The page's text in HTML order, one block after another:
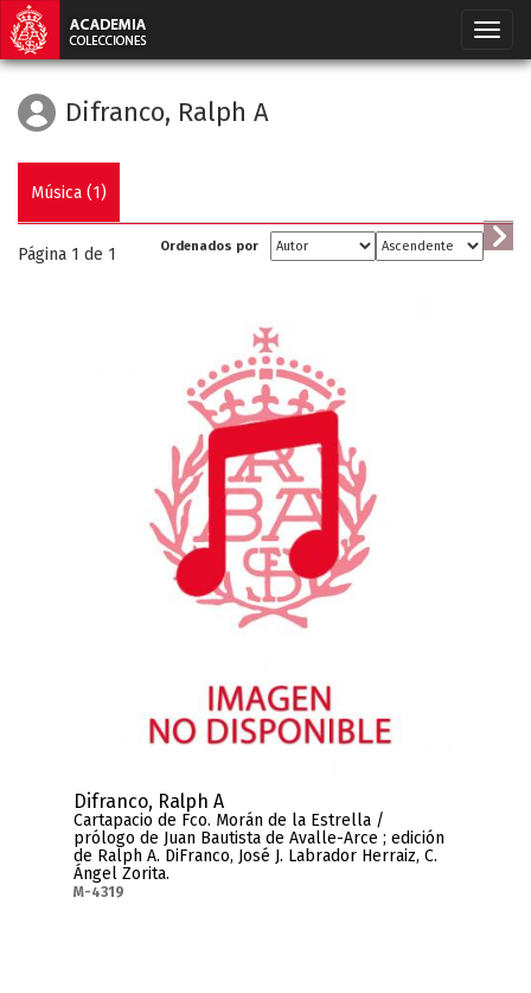
Difranco, Ralph A
Música (1)
Página 1 de 1 Ordenados por
Difranco, Ralph A
Cartapacio de Fco. Morán de la Estrella /
prólogo de Juan Bautista de Avalle-Arce ; edición
de Ralph A. DiFranco, José J. Labrador Herraiz, C.
Ángel Zorita.
M-4319